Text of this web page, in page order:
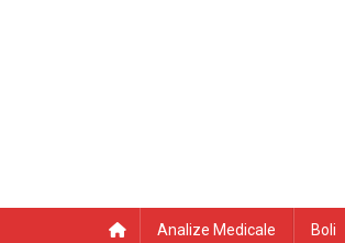
Analize Medicale Boli